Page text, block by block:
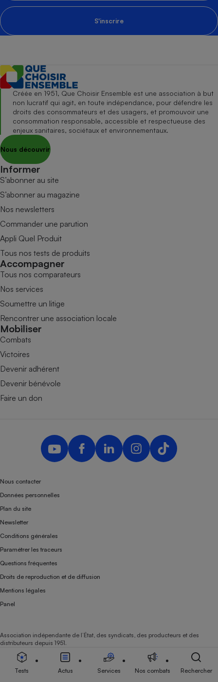
S'inscrire
Créée en 1951, Que Choisir Ensemble est une association à but
non lucratif qui agit, en toute indépendance, pour défendre les
droits des consommateurs et des usagers, et promouvoir une
consommation responsable, accessible et respectueuse des
enjeux sanitaires, sociétaux et environnementaux.
Nous découvrir
Informer
S’abonner au site
S’abonner au magazine
Nos newsletters
Commander une parution
Appli Quel Produit
Tous nos tests de produits
Accompagner
Tous nos comparateurs
Nos services
Soumettre un litige
Rencontrer une association locale
Mobiliser
Combats
Victoires
Devenir adhérent
Devenir bénévole
Faire un don
Nous contacter
Données personnelles
Plan du site
Newsletter
Conditions générales
Paramétrer les traceurs
Questions fréquentes
Droits de reproduction et de diffusion
Mentions légales
Panel
Association indépendante de l’État, des syndicats, des producteurs et des
distributeurs depuis 1951.
Tests Actus Services Nos combats Rechercher